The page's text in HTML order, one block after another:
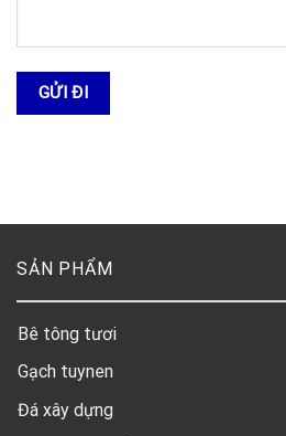
SẢN PHẨM
Bê tông tươi
Gạch tuynen
Đá xây dựng